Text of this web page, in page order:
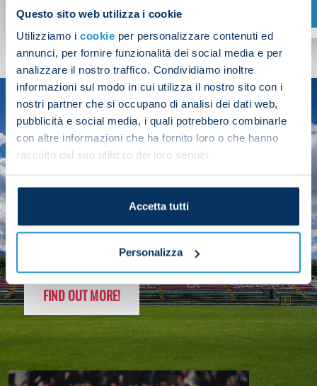
Questo sito web utilizza i cookie
Utilizziamo i cookie per personalizzare contenuti ed
annunci, per fornire funzionalità dei social media e per
analizzare il nostro traffico. Condividiamo inoltre
informazioni sul modo in cui utilizza il nostro sito con i
nostri partner che si occupano di analisi dei dati web,
pubblicità e social media, i quali potrebbero combinarle
con altre informazioni che ha fornito loro o che hanno
raccolto dal suo utilizzo dei loro servizi.
Accetta tutti
Personalizza
SHOP NOW
SEASON
2025/26
FOLLOW THE CHAMPS' JOURNEY
FIND OUT MORE!